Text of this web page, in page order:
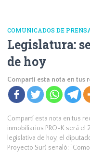
COMUNICADOS DE
Legislatura:
de hoy
Compartí esta nota en tus
Compartí esta nota en tus
inmobiliarios PRO-K será el
legislativa de hoy, el
Proyecto Sur) señaló: